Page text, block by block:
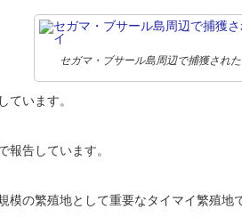
セガマ・ブサール島周辺で捕獲され
ています。
報告しています。
の繁殖地として重要なタイマイ繁殖地